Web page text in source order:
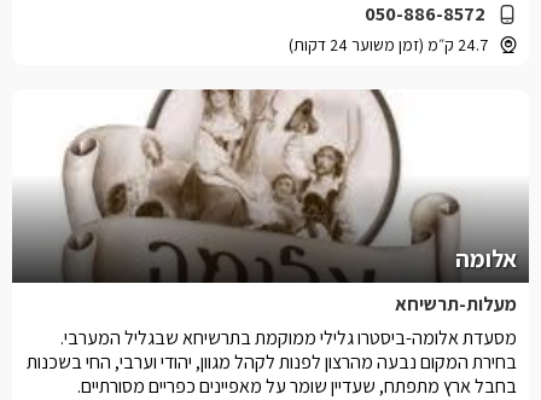
050-886-8572
24.7 ק״מ (זמן משוער 24 דקות)
אלומה
מעלות-תרשיחא
מסעדת אלומה-ביסטרו גלילי ממוקמת בתרשיחא שבגליל המערבי.
בחירת המקום נבעה מהרצון לפנות לקהל מגוון, יהודי וערבי, החי בשכנות
בחבל ארץ מתפתח, שעדיין שומר על מאפיינים כפריים מסורתיים.